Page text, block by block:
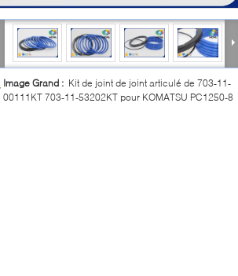
Image Grand : Kit de joint de joint articulé de 703-11-
00111KT 703-11-53202KT pour KOMATSU PC1250-8